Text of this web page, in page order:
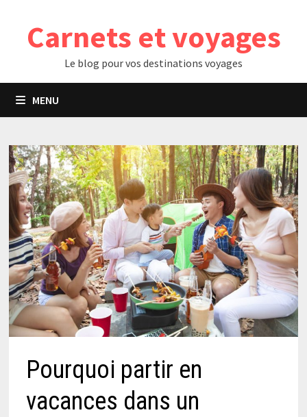
contenuCarnets et voyages
Le blog pour vos destinations voyages
MENU
Pourquoi partir en
vacances dans un